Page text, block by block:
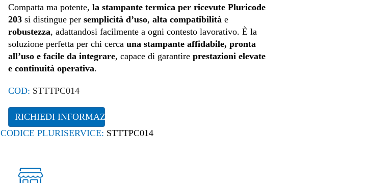
Compatta ma potente,la stampante termica per ricevute Pluricode
203 si distingue persemplicità d’uso,alta compatibilità e
robustezza, adattandosi facilmente a ogni contesto lavorativo. È la
soluzione perfetta per chi cercauna stampante affidabile, pronta
all’uso e facile da integrare, capace di garantireprestazioni elevate
e continuità operativa.
COD: STTTPC014
RICHIEDI INFORMAZIONI
CODICE PLURISERVICE: STTTPC014